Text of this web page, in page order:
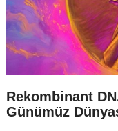
Rekombinant
Günümüz